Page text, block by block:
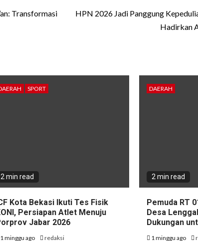
Transformasi
HPN 2026 Jadi Panggung
Hadirkan
SPORT
2 min read
Kota Bekasi Ikuti Tes Fisik
Persiapan Atlet Menuju
Jabar 2026
1 minggu ago redaksi
DAERAH
2 min read
Pemuda RT
Desa
Dukungan
1 minggu ago